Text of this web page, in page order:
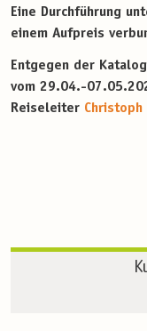
Eine Durchführung
einem Aufpreis
Entgegen der
vom 29.04.-
Reiseleiter Christoph